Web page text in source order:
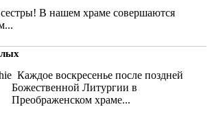
В нашем храме совершаются
Каждое воскресенье после поздней
Божественной Литургии в
Преображенском храме...